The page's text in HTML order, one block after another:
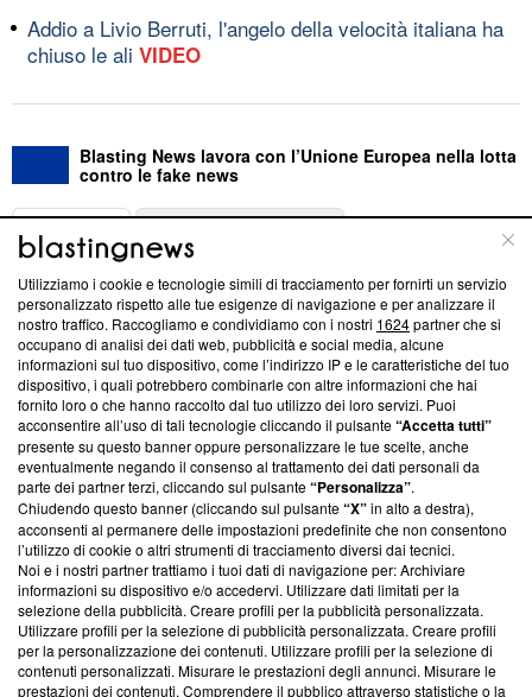
Addio a Livio Berruti, l'angelo della velocità italiana ha
chiuso le ali VIDEO
Blasting News lavora con l’Unione Europea nella lotta
contro le fake news
ABOUT
Questa sezione offre informazioni trasparenti su Blasting
News, sui nostri processi editoriali e su come ci impegniamo a
creare news di qualità. Inoltre, afferma la nostra aderenza a
‘Trust Project - News with Integrity’Blasting News non è
ancora membro del programma, ma ha richiesto di farne
parte; Trust Project non ha ancora effettuato una verifica di
conformità agli standard.
Su di noi
Team editoriale
Corporate
Redazione
Informativa Privacy
Utilizziamo i cookie e tecnologie simili di tracciamento per fornirti un servizio
personalizzato rispetto alle tue esigenze di navigazione e per analizzare il
nostro traffico. Raccogliamo e condividiamo con i nostri 1624partner che si
occupano di analisi dei dati web, pubblicità e social media, alcune
informazioni sul tuo dispositivo, come l’indirizzo IP e le caratteristiche del tuo
dispositivo, i quali potrebbero combinarle con altre informazioni che hai
fornito loro o che hanno raccolto dal tuo utilizzo dei loro servizi. Puoi
acconsentire all’uso di tali tecnologie cliccando il pulsante“Accetta tutti”
presente su questo banner oppure personalizzare le tue scelte, anche
eventualmente negando il consenso al trattamento dei dati personali da
parte dei partner terzi, cliccando sul pulsante“Personalizza”.
Chiudendo questo banner (cliccando sul pulsante“X”in alto a destra),
acconsenti al permanere delle impostazioni predefinite che non consentono
l’utilizzo di cookie o altri strumenti di tracciamento diversi dai tecnici.
Noi e i nostri partner trattiamo i tuoi dati di navigazione per: Archiviare
informazioni su dispositivo e/o accedervi. Utilizzare dati limitati per la
selezione della pubblicità. Creare profili per la pubblicità personalizzata.
Utilizzare profili per la selezione di pubblicità personalizzata. Creare profili
per la personalizzazione dei contenuti. Utilizzare profili per la selezione di
contenuti personalizzati. Misurare le prestazioni degli annunci. Misurare le
prestazioni dei contenuti. Comprendere il pubblico attraverso statistiche o la